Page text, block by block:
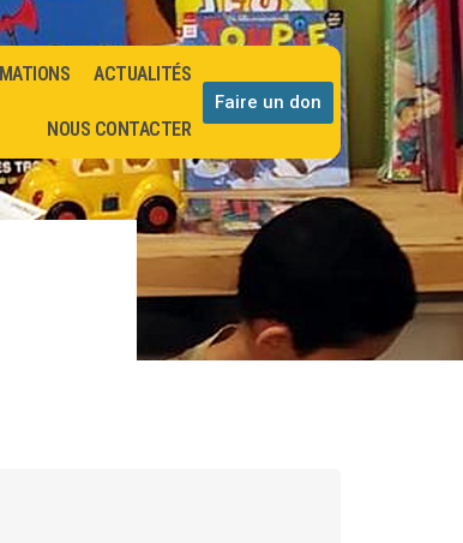
ACTUALITÉS
NOUS CONTACTER
Faire un don